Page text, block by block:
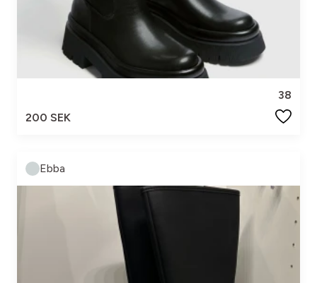
38
200 SEK
Ebba